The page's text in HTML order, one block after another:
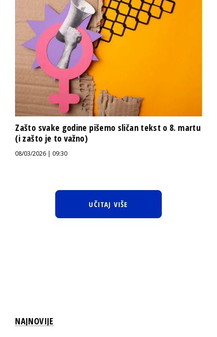
Zašto svake godine pišemo sličan tekst o 8. martu
(i zašto je to važno)
08/03/2026 | 09:30
UČITAJ VIŠE
NAJNOVIJE